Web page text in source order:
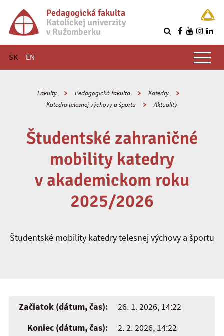
Pedagogická fakulta
Katolíckej univerzity
v Ružomberku
SK EN
Hlavné menu
Fakulty Pedagogická fakulta
Katedry
Katedra telesnej výchovy a športu
Aktuality
Študentské zahraničné
mobility katedry
v akademickom roku
2025/2026
Študentské mobility katedry telesnej výchovy a športu
Začiatok (dátum, čas):
26. 1. 2026, 14:22
Koniec (dátum, čas):
2. 2. 2026, 14:22